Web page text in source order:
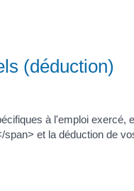
(déduction)
à l'emploi exercé,
et la déduction de